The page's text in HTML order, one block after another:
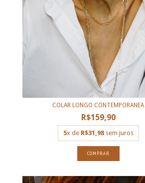
COLAR LONGO CONTEMPORANEA
R$159,90
5x de R$31,98sem juros
COMPRAR